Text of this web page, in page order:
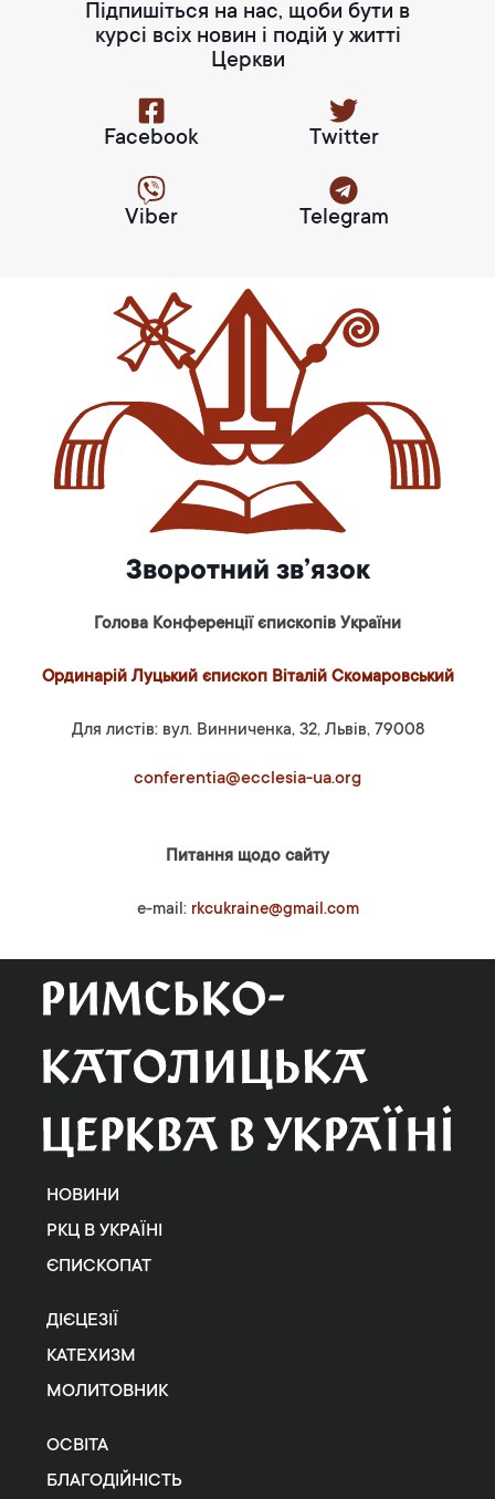
Підпишіться на нас, щоби бути в
курсі всіх новин і подій у житті
Церкви
Facebook Twitter
Viber Telegram
Зворотний зв’язок
Голова Конференції єпископів України
Ординарій Луцький єпископ Віталій Скомаровський
Для листів: вул. Винниченка, 32, Львів, 79008
conferentia@ecclesia-ua.org
Питання щодо сайту
e-mail: rkcukraine@gmail.com
НОВИНИ
РКЦ В УКРАЇНІ
ЄПИСКОПАТ
ДІЄЦЕЗІЇ
КАТЕХИЗМ
МОЛИТОВНИК
ОСВІТА
БЛАГОДІЙНІСТЬ